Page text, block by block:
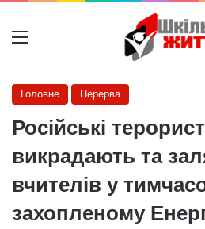
Меню
Головне Перерва
Російські
викрадають та
вчителів у
захопленому